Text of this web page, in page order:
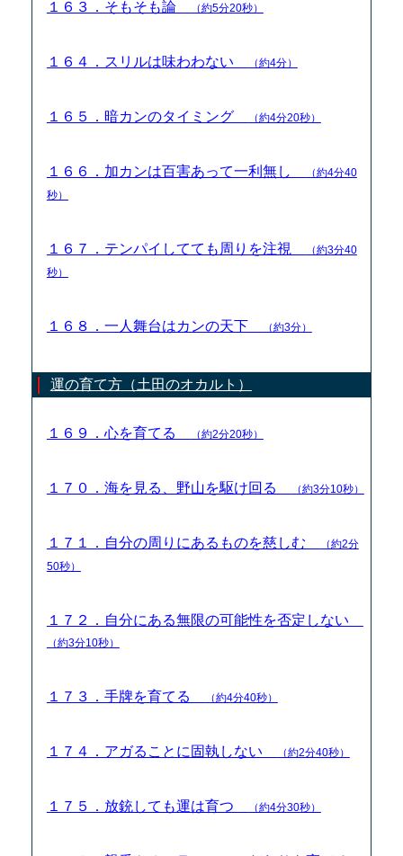
１６３．そもそも論 （約5分20秒）
１６４．スリルは味わわない （約4分）
１６５．暗カンのタイミング （約4分20秒）
１６６．加カンは百害あって一利無し
（約4分40
秒）
１６７．テンパイしてても周りを注視
（約3分40
秒）
１６８．一人舞台はカンの天下 （約3分）
運の育て方（土田のオカルト）
１６９．心を育てる （約2分20秒）
１７０．海を見る、野山を駆け回る （約3分10秒）
１７１．自分の周りにあるものを慈しむ
（約2分
50秒）
１７２．自分にある無限の可能性を否定しない
（約3分10秒）
１７３．手牌を育てる （約4分40秒）
１７４．アガることに固執しない （約2分40秒）
１７５．放銃しても運は育つ （約4分30秒）